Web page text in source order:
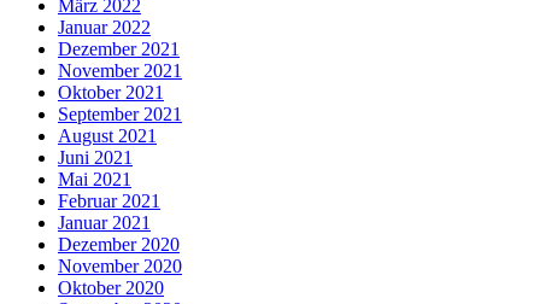
März 2022
Januar 2022
Dezember 2021
November 2021
Oktober 2021
September 2021
August 2021
Juni 2021
Mai 2021
Februar 2021
Januar 2021
Dezember 2020
November 2020
Oktober 2020